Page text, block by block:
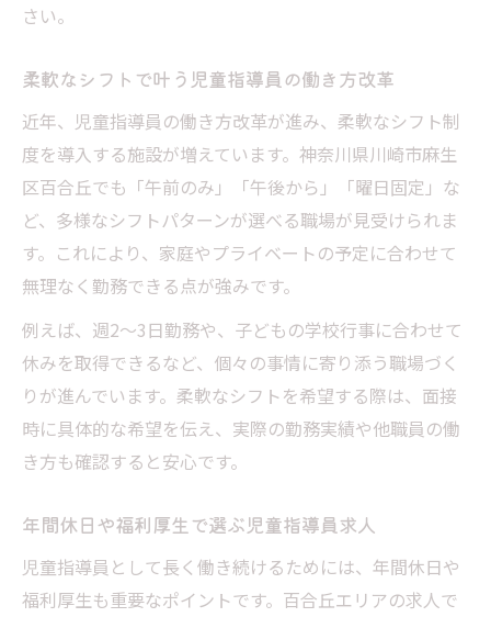
さい。
柔軟なシフトで叶う児童指導員の働き方改革
近年、児童指導員の働き方改革が進み、柔軟なシフト制
度を導入する施設が増えています。神奈川県川崎市麻生
区百合丘でも「午前のみ」「午後から」「曜日固定」な
ど、多様なシフトパターンが選べる職場が見受けられま
す。これにより、家庭やプライベートの予定に合わせて
無理なく勤務できる点が強みです。
例えば、週2～3日勤務や、子どもの学校行事に合わせて
休みを取得できるなど、個々の事情に寄り添う職場づく
りが進んでいます。柔軟なシフトを希望する際は、面接
時に具体的な希望を伝え、実際の勤務実績や他職員の働
き方も確認すると安心です。
年間休日や福利厚生で選ぶ児童指導員求人
児童指導員として長く働き続けるためには、年間休日や
福利厚生も重要なポイントです。百合丘エリアの求人で